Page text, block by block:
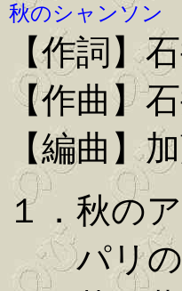
秋のシャンソン
【作詞】
【作曲】
【編曲】
１．秋の
パリの